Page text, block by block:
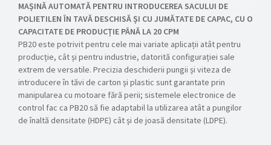
MAȘINĂ AUTOMATĂ PENTRU INTRODUCEREA SACULUI DE
POLIETILEN ÎN TAVĂ DESCHISĂ ȘI CU JUMĂTATE DE CAPAC, CU O
CAPACITATE DE PRODUCȚIE PÂNĂ LA 20 CPM
PB20 este potrivit pentru cele mai variate aplicații atât pentru
producție, cât și pentru industrie, datorită configurației sale
extrem de versatile. Precizia deschiderii pungii și viteza de
introducere în tăvi de carton și plastic sunt garantate prin
manipularea cu motoare fără perii; sistemele electronice de
control fac ca PB20 să fie adaptabil la utilizarea atât a pungilor
de înaltă densitate (HDPE) cât și de joasă densitate (LDPE).